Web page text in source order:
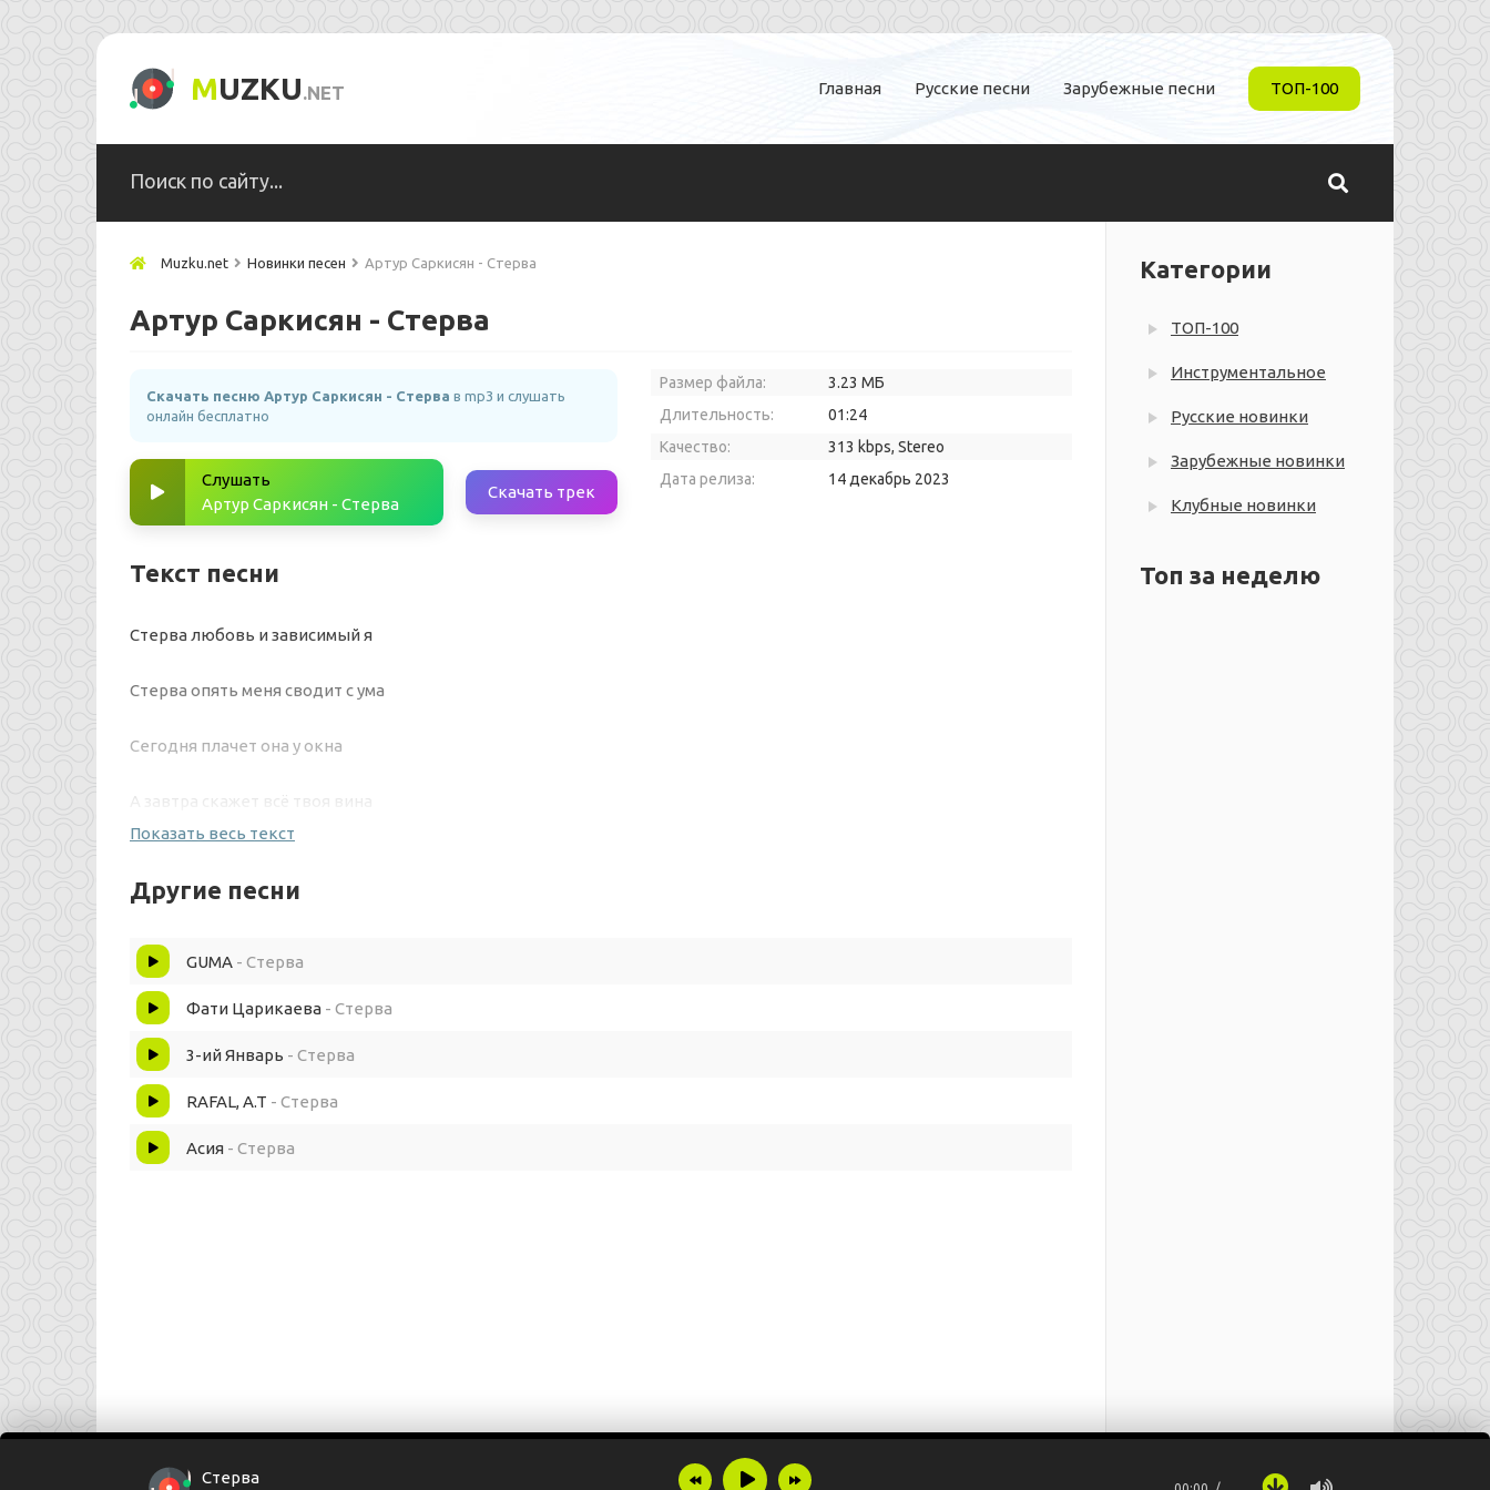
MUZKU.NET Главная Русские песни Зарубежные песни ТОП-100
Muzku.net Новинки песен Артур Саркисян - Стерва
Артур Саркисян - Стерва
Скачать песню Артур Саркисян - Стерва в mp3 и слушать
онлайн бесплатно
Слушать
Артур Саркисян - Стерва
Скачать трек
Размер файла:
3.23 МБ
Длительность:
01:24
Качество:
313 kbps, Stereo
Дата релиза:
14 декабрь 2023
Текст песни
Стерва любовь и зависимый я
Стерва опять меня сводит с ума
Сегодня плачет она у окна
А завтра скажет всё твоя вина
Стерва любовь и зависимый я
Эти глаза это её дикий яд
Солнце взойдёт начнется игра
Показать весь текст
Другие песни
GUMA - Стерва
Фати Царикаева - Стерва
3-ий Январь - Стерва
RAFAL, A.T - Стерва
Асия - Стерва
Категории
ТОП-100
Инструментальное
Русские новинки
Зарубежные новинки
Клубные новинки
Топ за неделю
Стерва